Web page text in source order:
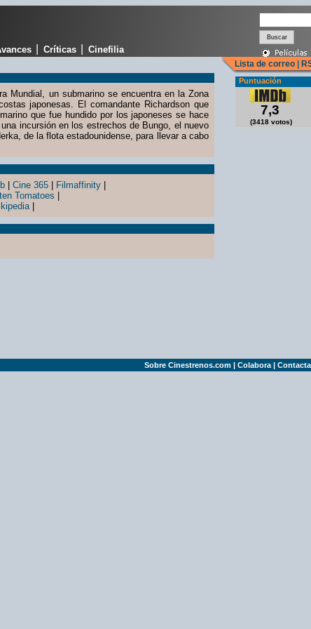
Críticas Cinefilia
Lista de correo
Mundial, un submarino se encuentra en la Zona
japonesas. El comandante Richardson que
que fue hundido por los japoneses se hace
incursión en los estrechos de Bungo, el nuevo
de la flota estadounidense, para llevar a cabo
Cine 365 Filmaffinity
Tomatoes
|
Puntuación
7,3
(3418 votos)
Sobre Cinestrenos.com | Colabora | Contacta